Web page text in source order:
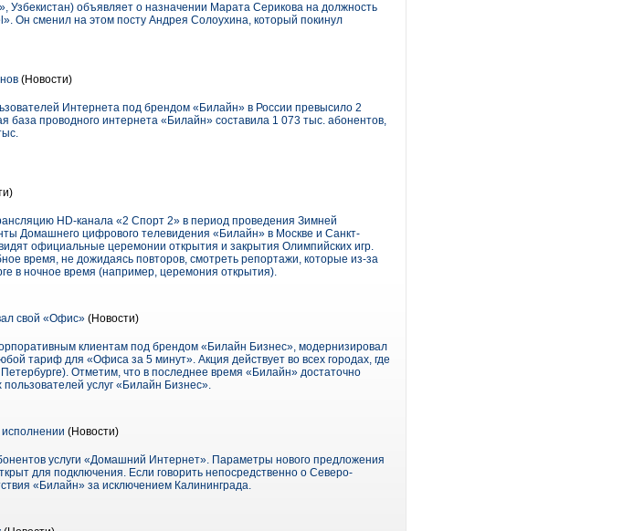
объявляет о назначении Марата Серикова на должность
Он сменил на этом посту Андрея Солоухина, который покинул
(Новости)
Интернета под брендом «Билайн» в России превысило 2
проводного интернета «Билайн» составила 1 073 тыс. абонентов,
HD-канала «2 Спорт 2» в период проведения Зимней
Домашнего цифрового телевидения «Билайн» в Москве и Санкт-
официальные церемонии открытия и закрытия Олимпийских игр.
время, не дожидаясь повторов, смотреть репортажи, которые из-за
в ночное время (например, церемония открытия).
свой «Офис» (Новости)
клиентам под брендом «Билайн Бизнес», модернизировал
тариф для «Офиса за 5 минут». Акция действует во всех городах, где
Отметим, что в последнее время «Билайн» достаточно
услуг «Билайн Бизнес».
(Новости)
услуги «Домашний Интернет». Параметры нового предложения
для подключения. Если говорить непосредственно о Северо-
«Билайн» за исключением Калининграда.